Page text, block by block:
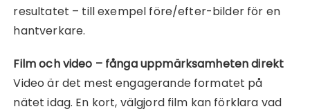
resultatet – till exempel före/efter-bilder för en
hantverkare.
Film och video – fånga uppmärksamheten direkt
Video är det mest engagerande formatet på
nätet idag. En kort, välgjord film kan förklara vad